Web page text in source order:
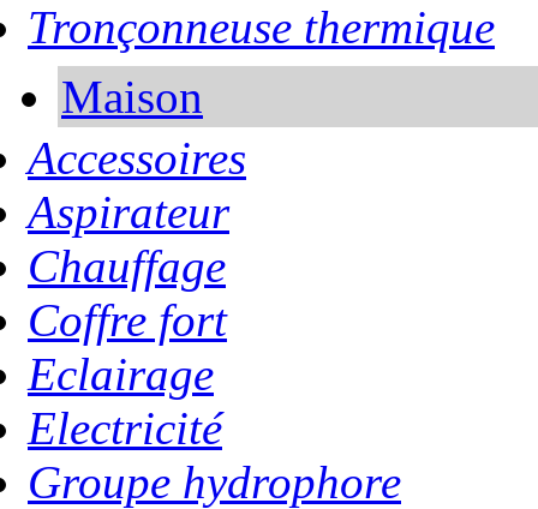
Tronçonneuse thermique
Maison
Accessoires
Aspirateur
Chauffage
Coffre fort
Eclairage
Electricité
Groupe hydrophore